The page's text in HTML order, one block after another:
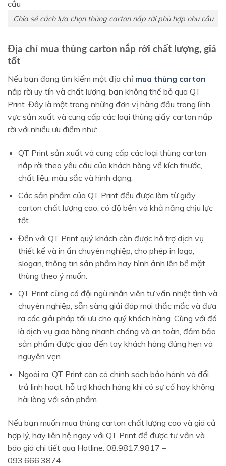
Chia sẻ cách lựa chọn thùng carton nắp rời phù hợp nhu cầu
Địa chỉ mua thùng carton nắp rời chất lượng, giá
tốt
Nếu bạn đang tìm kiếm một địa chỉ mua thùng carton
nắp rời uy tín và chất lượng, bạn không thể bỏ qua QT
Print. Đây là một trong những đơn vị hàng đầu trong lĩnh
vực sản xuất và cung cấp các loại thùng giấy carton nắp
rời với nhiều ưu điểm như:
QT Print sản xuất và cung cấp các loại thùng carton
nắp rời theo yêu cầu của khách hàng về kích thước,
chất liệu, màu sắc và hình dạng.
Các sản phẩm của QT Print đều được làm từ giấy
carton chất lượng cao, có độ bền và khả năng chịu lực
tốt.
Đến với QT Print quý khách còn được hỗ trợ dịch vụ
thiết kế và in ấn chuyên nghiệp, cho phép in logo,
slogan, thông tin sản phẩm hay hình ảnh lên bề mặt
thùng theo ý muốn.
QT Print cũng có đội ngũ nhân viên tư vấn nhiệt tình và
chuyên nghiệp, sẵn sàng giải đáp mọi thắc mắc và đưa
ra các giải pháp tối ưu cho quý khách hàng. Cùng với đó
là dịch vụ giao hàng nhanh chóng và an toàn, đảm bảo
sản phẩm được giao đến tay khách hàng đúng hẹn và
nguyên vẹn.
Ngoài ra, QT Print còn có chính sách bảo hành và đổi
trả linh hoạt, hỗ trợ khách hàng khi có sự cố hay không
hài lòng với sản phẩm.
Nếu bạn muốn mua thùng carton chất lượng cao và giá cả
hợp lý, hãy liên hệ ngay với QT Print để được tư vấn và
báo giá chi tiết qua Hotline: 08.9817.9817 –
093.666.3874.